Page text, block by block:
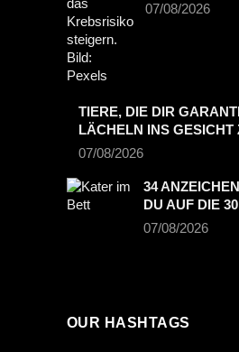
07/08/2026
TIERE, DIE DIR
LÄCHELN INS GESICHT
07/08/2026
34
DU AUF DIE
07/08/2026
OUR HASHTAGS